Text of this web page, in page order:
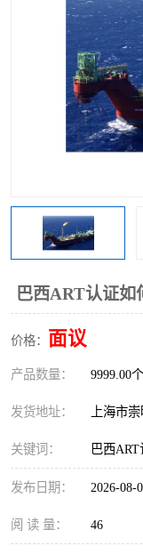
巴西ART认证如
价格： 面议
产品数量： 9999.00个
发货地址： 上海市
关键词： 巴西
发布日期： 2026-08-
阅 读 量： 46